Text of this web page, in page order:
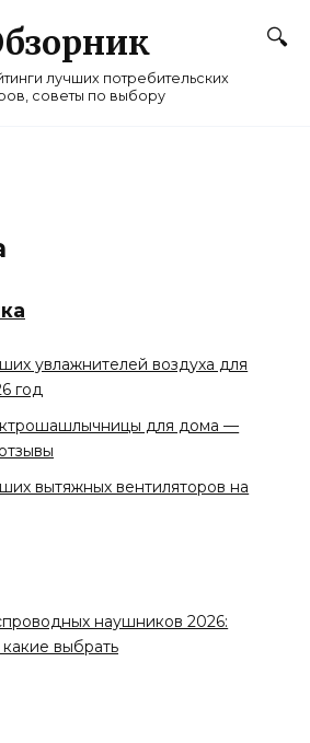
лучших потребительских
советы по выбору
увлажнителей воздуха для
год
для дома —
вытяжных вентиляторов на
наушников 2026:
выбрать